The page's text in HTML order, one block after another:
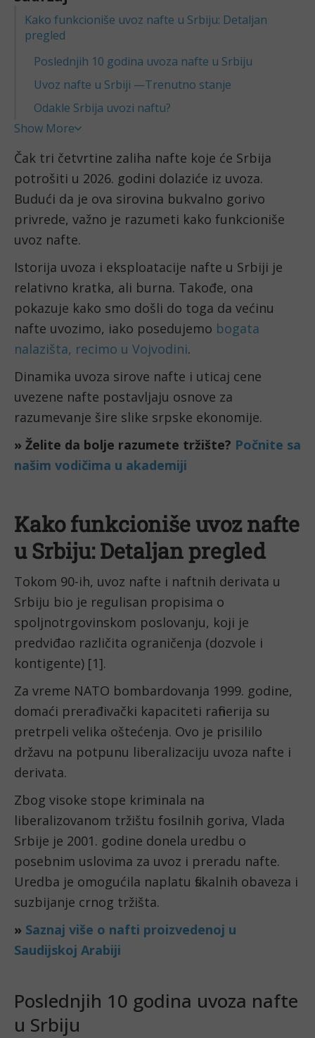
Kako funkcioniše uvoz nafte u Srbiju: Detaljan
pregled
Poslednjih 10 godina uvoza nafte u Srbiju
Uvoz nafte u Srbiji —Trenutno stanje
Odakle Srbija uvozi naftu?
Show More
Čak tri četvrtine zaliha nafte koje će Srbija
potrošiti u 2026. godini dolaziće iz uvoza.
Budući da je ova sirovina bukvalno gorivo
privrede, važno je razumeti kako funkcioniše
uvoz nafte.
Istorija uvoza i eksploatacije nafte u Srbiji je
relativno kratka, ali burna. Takođe, ona
pokazuje kako smo došli do toga da većinu
nafte uvozimo, iako posedujemo bogata
nalazišta, recimo u Vojvodini.
Dinamika uvoza sirove nafte i uticaj cene
uvezene nafte postavljaju osnove za
razumevanje šire slike srpske ekonomije.
» Želite da bolje razumete tržište? Počnite sa
našim vodičima u akademiji
Kako funkcioniše uvoz nafte
u Srbiju: Detaljan pregled
Tokom 90-ih, uvoz nafte i naftnih derivata u
Srbiju bio je regulisan propisima o
spoljnotrgovinskom poslovanju, koji je
predviđao različita ograničenja (dozvole i
kontigente) [1].
Za vreme NATO bombardovanja 1999. godine,
domaći prerađivački kapaciteti rafinerija su
pretrpeli velika oštećenja. Ovo je prisililo
državu na potpunu liberalizaciju uvoza nafte i
derivata.
Zbog visoke stope kriminala na
liberalizovanom tržištu fosilnih goriva, Vlada
Srbije je 2001. godine donela uredbu o
posebnim uslovima za uvoz i preradu nafte.
Uredba je omogućila naplatu fiskalnih obaveza i
suzbijanje crnog tržišta.
» Saznaj više o nafti proizvedenoj u
Saudijskoj Arabiji
Poslednjih 10 godina uvoza nafte
u Srbiju